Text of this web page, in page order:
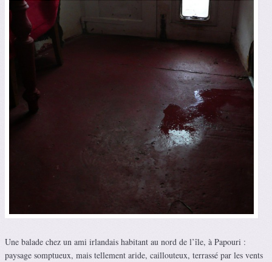
Une balade chez un ami irlandais habitant au nord de l’île, à Papouri :
paysage somptueux, mais tellement aride, caillouteux, terrassé par les vents